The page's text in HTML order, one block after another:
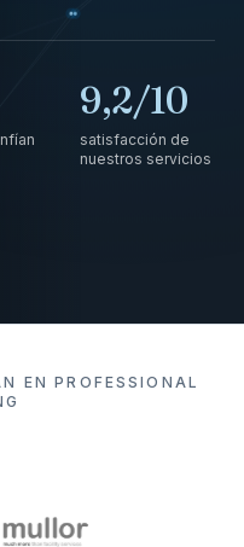
9,2/10
satisfacción de
nuestros servicios
EN PROFESSIONAL